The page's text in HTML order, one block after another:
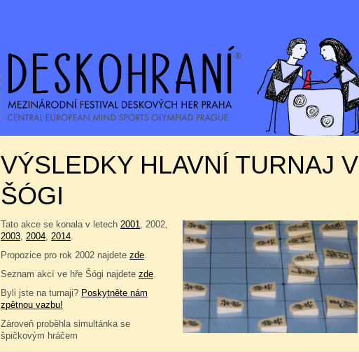
VÝSLEDKY HLAVNÍ TURNAJ V
ŠÓGI
Tato akce se konala v letech 2001, 2002,
2003, 2004, 2014.
Propozice pro rok 2002 najdete zde.
Seznam akcí ve hře Šógi najdete zde.
Byli jste na turnaji? Poskytněte nám
zpětnou vazbu!
Zároveň proběhla simultánka se
špičkovým hráčem